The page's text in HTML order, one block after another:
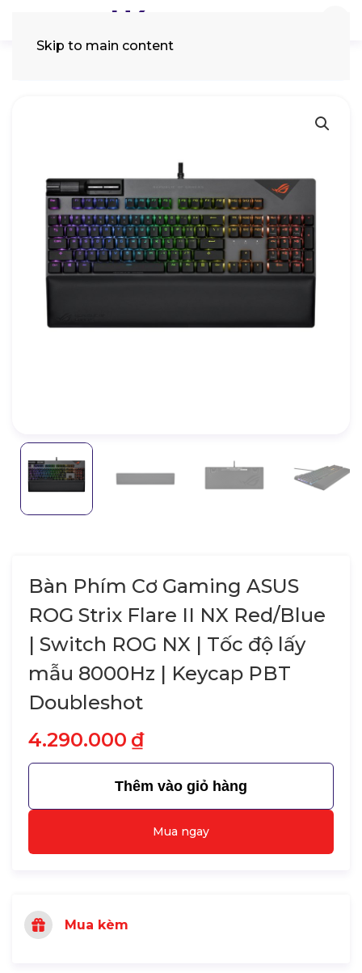
Skip to main content
Bàn Phím Cơ Gaming ASUS
ROG Strix Flare II NX Red/Blue
| Switch ROG NX | Tốc độ lấy
mẫu 8000Hz | Keycap PBT
Doubleshot
4.290.000 ₫
Thêm vào giỏ hàng
Mua ngay
Mua kèm